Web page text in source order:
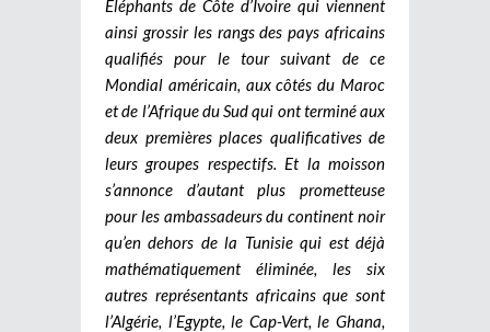
Eléphants de Côte d’Ivoire qui viennent
ainsi grossir les rangs des pays africains
qualifiés pour le tour suivant de ce
Mondial américain, aux côtés du Maroc
et de l’Afrique du Sud qui ont terminé aux
deux premières places qualificatives de
leurs groupes respectifs. Et la moisson
s’annonce d’autant plus prometteuse
pour les ambassadeurs du continent noir
qu’en dehors de la Tunisie qui est déjà
mathématiquement éliminée, les six
autres représentants africains que sont
l’Algérie, l’Egypte, le Cap-Vert, le Ghana,